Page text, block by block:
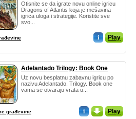
Otisnite se da igrate novu online igricu
Dragons of Atlantis koja je mešavina
igrica uloga i strategije. Koristite sve
svo...
i Play
Adelantado Trilogy: Book One
Uz novu besplatnu zabavnu igricu po
nazivu Adelantado. Trilogy. Book one
vama se otvaraju vrata u...
građevine i _ Play